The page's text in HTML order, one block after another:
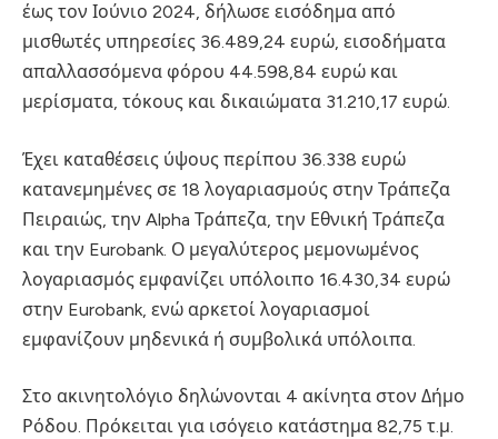
έως τον Ιούνιο 2024, δήλωσε εισόδημα από
μισθωτές υπηρεσίες 36.489,24 ευρώ, εισοδήματα
απαλλασσόμενα φόρου 44.598,84 ευρώ και
μερίσματα, τόκους και δικαιώματα 31.210,17 ευρώ.
Έχει καταθέσεις ύψους περίπου 36.338 ευρώ
κατανεμημένες σε 18 λογαριασμούς στην Τράπεζα
Πειραιώς, την Alpha Τράπεζα, την Εθνική Τράπεζα
και την Eurobank. Ο μεγαλύτερος μεμονωμένος
λογαριασμός εμφανίζει υπόλοιπο 16.430,34 ευρώ
στην Eurobank, ενώ αρκετοί λογαριασμοί
εμφανίζουν μηδενικά ή συμβολικά υπόλοιπα.
Στο ακινητολόγιο δηλώνονται 4 ακίνητα στον Δήμο
Ρόδου. Πρόκειται για ισόγειο κατάστημα 82,75 τ.μ.